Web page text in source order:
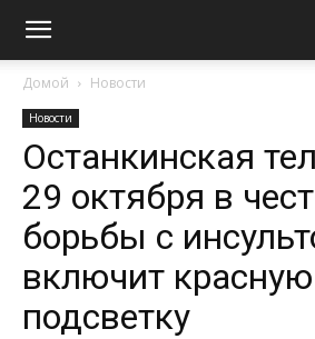
Домой Новости
Новости
Останкинская
29 октября в
борьбы с
включит красную
подсветку